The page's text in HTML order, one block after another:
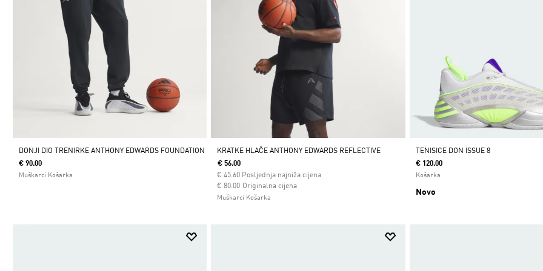
DONJI DIO TRENIRKE ANTHONY EDWARDS FOUNDATION
€ 90.00
Muškarci Košarka
KRATKE HLAČE ANTHONY EDWARDS REFLECTIVE
€ 56.00
€ 45.60 Posljednja najniža cijena
Originalna cijena
Cijena umanjena od
€ 80.00za
Muškarci Košarka
TENISICE DON ISSUE 8
€ 120.00
Košarka
Novo